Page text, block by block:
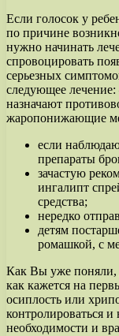
Если голосок у
по причине
нужно начинать
спровоцировать
серьезных
следующее
назначают
жаропонижающие
если
препараты
зачастую
ингалипт
средства;
нередко
детям
ромашкой, с
Как Вы уже поняли,
как кажется на
осиплость или
контролироваться
необходимости и